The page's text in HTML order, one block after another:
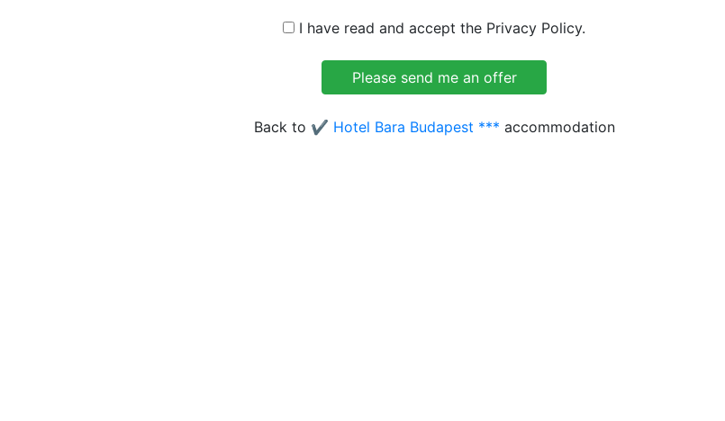
I have read and accept the Privacy Policy.
Back to ✔️ Hotel Bara Budapest *** accommodation